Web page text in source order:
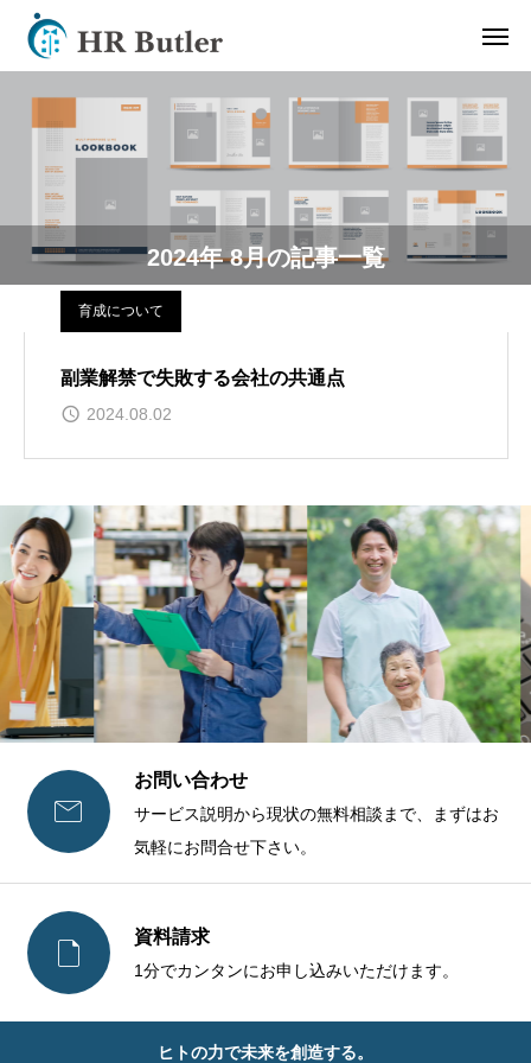
2024年 8月の記事一覧
育成について
副業解禁で失敗する会社の共通点
2024.08.02

お問い合わせ
サービス説明から現状の無料相談まで、まずはお
気軽にお問合せ下さい。
 資料請求
1分でカンタンにお申し込みいただけます。
ヒトの力で未来を創造する。